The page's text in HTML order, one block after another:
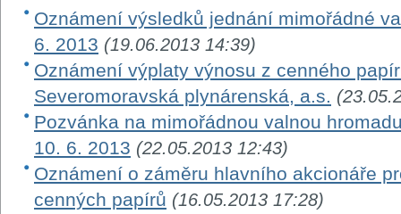
Oznámení výsledků jednání mimořádné
6. 2013 (19.06.2013 14:39)
Oznámení výplaty výnosu z cenného
Severomoravská plynárenská, a.s.
Pozvánka na mimořádnou valnou
10. 6. 2013 (22.05.2013 12:43)
Oznámení o záměru hlavního akcionáře
cenných papírů (16.05.2013 17:28)